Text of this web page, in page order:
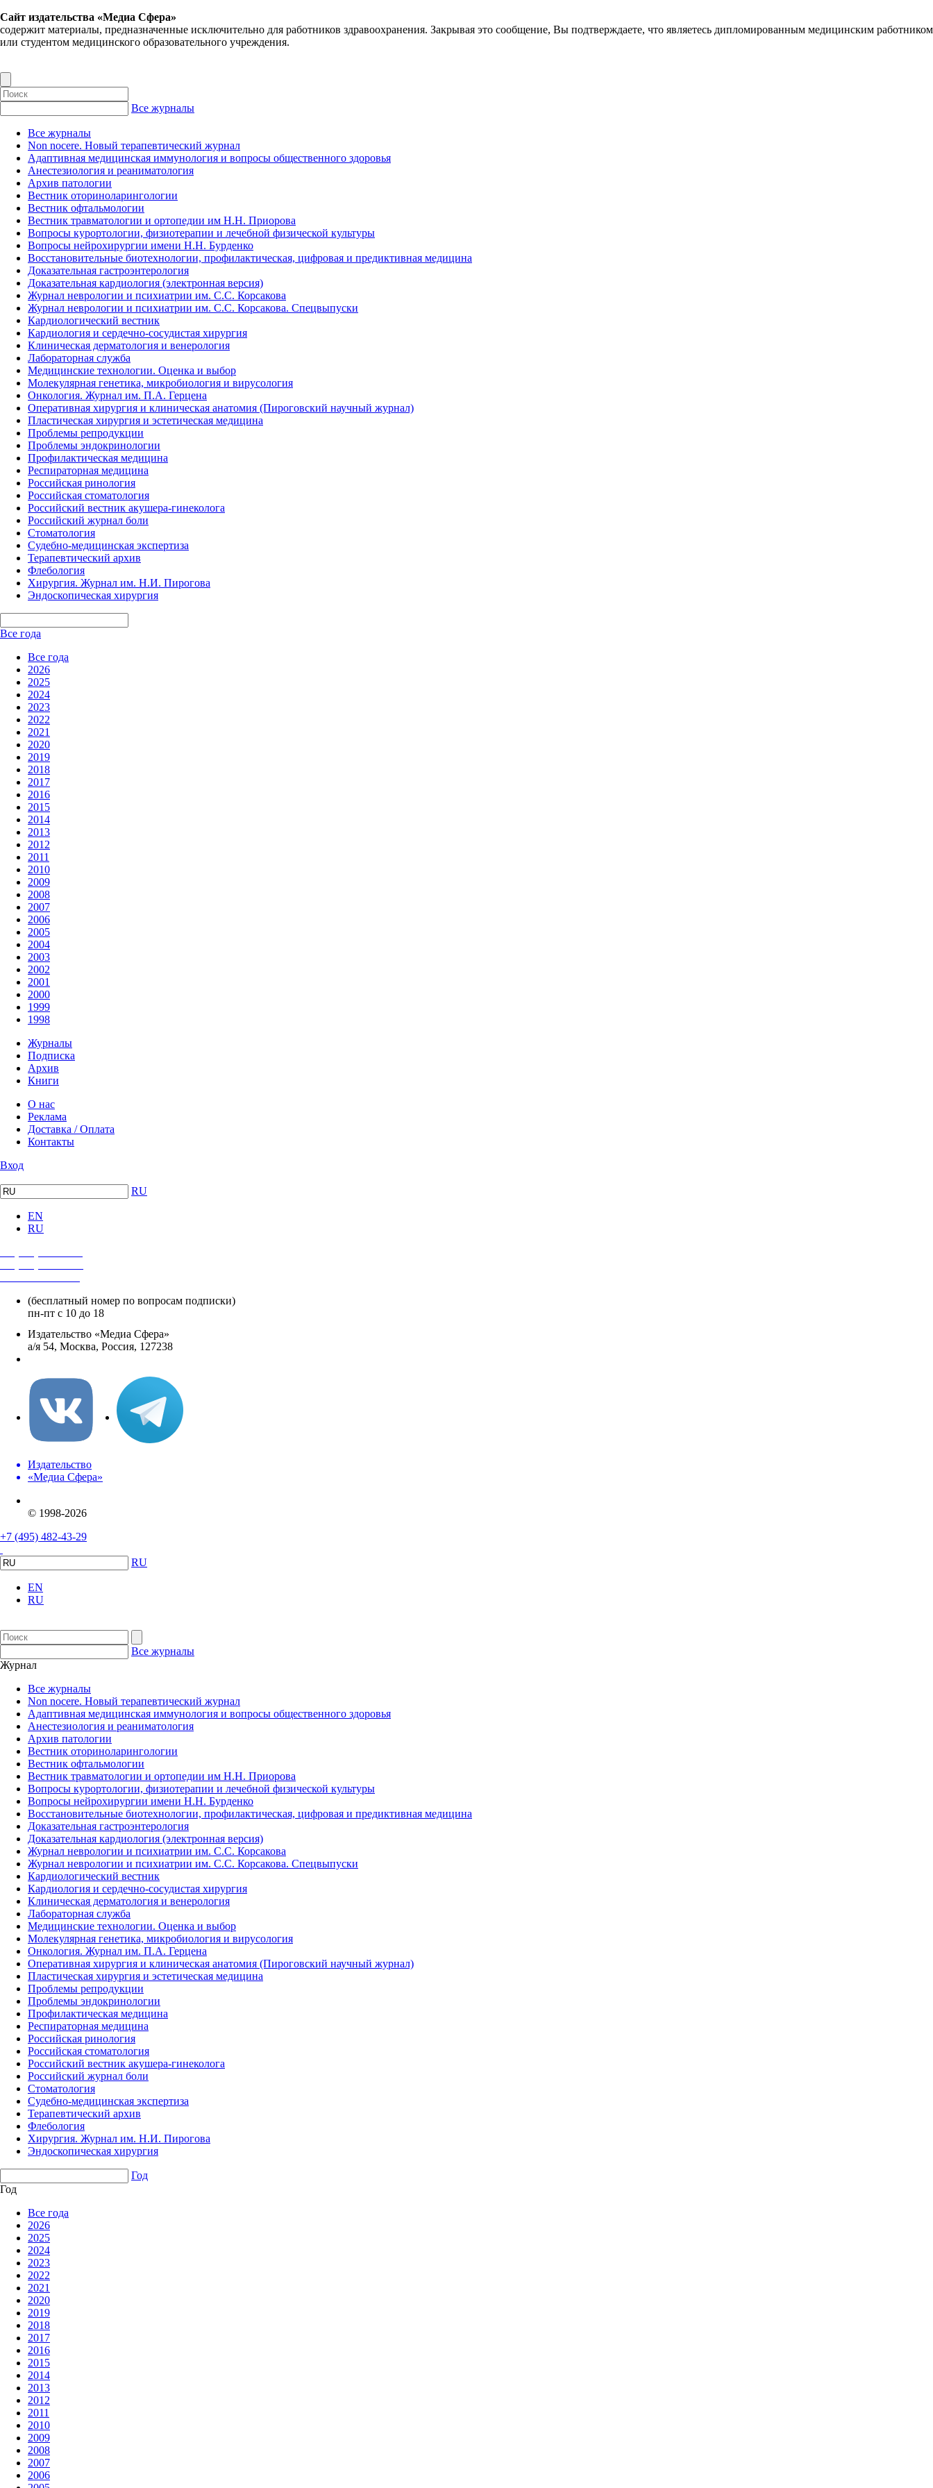
Сайт издательства «Медиа Сфера»
содержит материалы, предназначенные исключительно для работников здравоохранения. Закрывая это сообщение, Вы подтверждаете, что являетесь дипломированным медицинским работником
или студентом медицинского образовательного учреждения.
Все журналы
Все журналы
Non nocere. Новый терапевтический журнал
Адаптивная медицинская иммунология и вопросы общественного здоровья
Анестезиология и реаниматология
Архив патологии
Вестник оториноларингологии
Вестник офтальмологии
Вестник травматологии и ортопедии им Н.Н. Приорова
Вопросы курортологии, физиотерапии и лечебной физической культуры
Вопросы нейрохирургии имени Н.Н. Бурденко
Восстановительные биотехнологии, профилактическая, цифровая и предиктивная медицина
Доказательная гастроэнтерология
Доказательная кардиология (электронная версия)
Журнал неврологии и психиатрии им. С.С. Корсакова
Журнал неврологии и психиатрии им. С.С. Корсакова. Спецвыпуски
Кардиологический вестник
Кардиология и сердечно-сосудистая хирургия
Клиническая дерматология и венерология
Лабораторная служба
Медицинские технологии. Оценка и выбор
Молекулярная генетика, микробиология и вирусология
Онкология. Журнал им. П.А. Герцена
Оперативная хирургия и клиническая анатомия (Пироговский научный журнал)
Пластическая хирургия и эстетическая медицина
Проблемы репродукции
Проблемы эндокринологии
Профилактическая медицина
Респираторная медицина
Российская ринология
Российская стоматология
Российский вестник акушера-гинеколога
Российский журнал боли
Стоматология
Судебно-медицинская экспертиза
Терапевтический архив
Флебология
Хирургия. Журнал им. Н.И. Пирогова
Эндоскопическая хирургия
Все года
Все года
2026
2025
2024
2023
2022
2021
2020
2019
2018
2017
2016
2015
2014
2013
2012
2011
2010
2009
2008
2007
2006
2005
2004
2003
2002
2001
2000
1999
1998
Журналы
Подписка
Архив
Книги
О нас
Реклама
Доставка / Оплата
Контакты
Вход
RU
EN
RU
(бесплатный номер по вопросам подписки)
пн-пт с 10 до 18
Издательство «Медиа Сфера»
а/я 54, Москва, Россия, 127238
Издательство
«Медиа Сфера»
© 1998-2026
+7 (495) 482-43-29
RU
EN
RU
Все журналы
Журнал
Все журналы
Non nocere. Новый терапевтический журнал
Адаптивная медицинская иммунология и вопросы общественного здоровья
Анестезиология и реаниматология
Архив патологии
Вестник оториноларингологии
Вестник офтальмологии
Вестник травматологии и ортопедии им Н.Н. Приорова
Вопросы курортологии, физиотерапии и лечебной физической культуры
Вопросы нейрохирургии имени Н.Н. Бурденко
Восстановительные биотехнологии, профилактическая, цифровая и предиктивная медицина
Доказательная гастроэнтерология
Доказательная кардиология (электронная версия)
Журнал неврологии и психиатрии им. С.С. Корсакова
Журнал неврологии и психиатрии им. С.С. Корсакова. Спецвыпуски
Кардиологический вестник
Кардиология и сердечно-сосудистая хирургия
Клиническая дерматология и венерология
Лабораторная служба
Медицинские технологии. Оценка и выбор
Молекулярная генетика, микробиология и вирусология
Онкология. Журнал им. П.А. Герцена
Оперативная хирургия и клиническая анатомия (Пироговский научный журнал)
Пластическая хирургия и эстетическая медицина
Проблемы репродукции
Проблемы эндокринологии
Профилактическая медицина
Респираторная медицина
Российская ринология
Российская стоматология
Российский вестник акушера-гинеколога
Российский журнал боли
Стоматология
Судебно-медицинская экспертиза
Терапевтический архив
Флебология
Хирургия. Журнал им. Н.И. Пирогова
Эндоскопическая хирургия
Год
Год
Все года
2026
2025
2024
2023
2022
2021
2020
2019
2018
2017
2016
2015
2014
2013
2012
2011
2010
2009
2008
2007
2006